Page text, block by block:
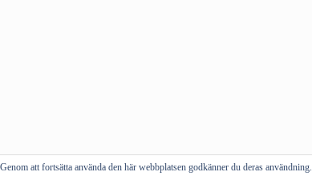
att fortsätta använda den här webbplatsen godkänner du deras användning.